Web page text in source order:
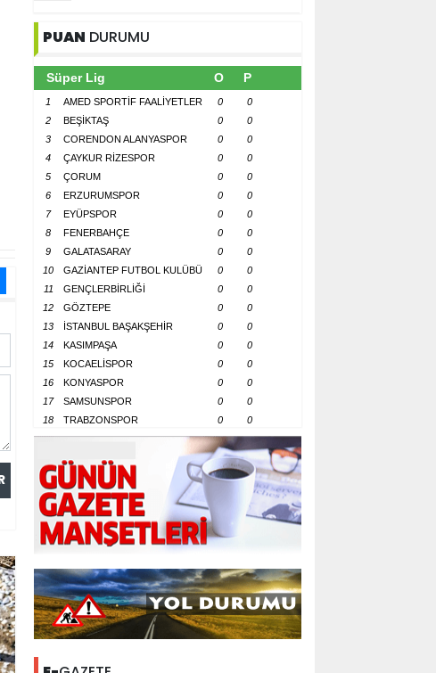
PUAN DURUMU
Süper Lig O P
1 AMED SPORTİF FAALİYETLER 0
0
2
BEŞİKTAŞ 0
0
3
CORENDON ALANYASPOR 0
0
4
ÇAYKUR RİZESPOR 0
0
5
ÇORUM 0
0
6
ERZURUMSPOR 0
0
7
EYÜPSPOR 0
0
8
FENERBAHÇE 0
0
9
GALATASARAY 0
0
10
GAZİANTEP FUTBOL KULÜBÜ 0
0
11
GENÇLERBİRLİĞİ 0
0
12
GÖZTEPE 0
0
13
İSTANBUL BAŞAKŞEHİR 0
0
14
KASIMPAŞA 0
0
15
KOCAELİSPOR 0
0
16
KONYASPOR 0
0
17
SAMSUNSPOR 0
0
18
TRABZONSPOR 0 0